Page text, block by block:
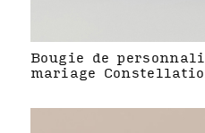
Bougie de
mariage